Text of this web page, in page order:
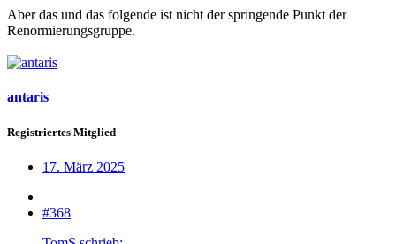
Aber das und das folgende ist nicht der springende Punkt der
Renormierungsgruppe.
antaris
Registriertes Mitglied
17. März 2025
#368